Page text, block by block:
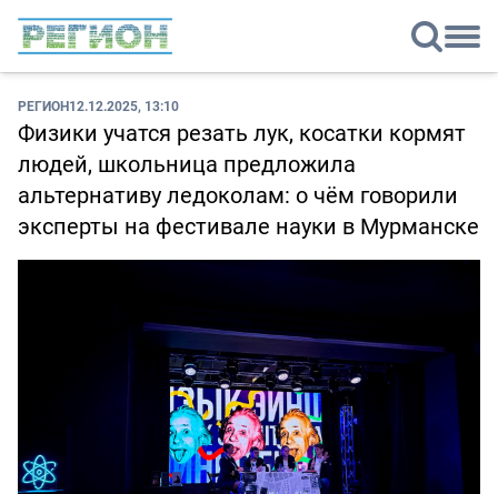
РЕГИОН12.12.2025, 13:10
Физики учатся резать лук, косатки кормят
людей, школьница предложила
альтернативу ледоколам: о чём говорили
эксперты на фестивале науки в Мурманске